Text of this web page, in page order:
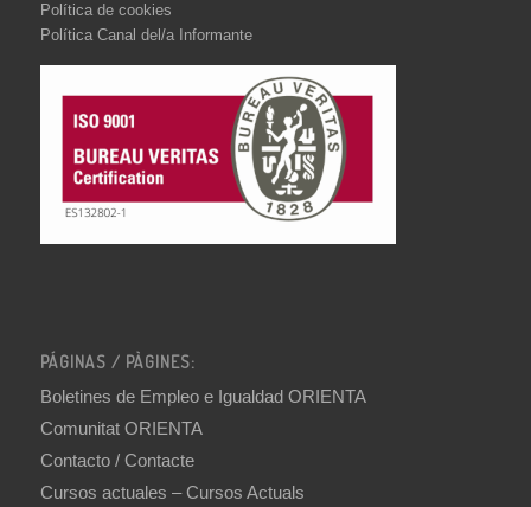
Política de cookies
Política Canal del/a Informante
PÁGINAS / PÀGINES:
Boletines de Empleo e Igualdad ORIENTA
Comunitat ORIENTA
Contacto / Contacte
Cursos actuales – Cursos Actuals